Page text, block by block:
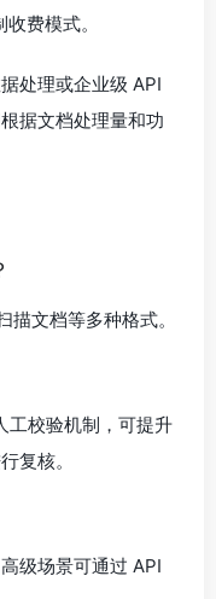
费模式。
处理或企业级 API
据文档处理量和功
文档等多种格式。
工校验机制，可提升
复核。
级场景可通过 API